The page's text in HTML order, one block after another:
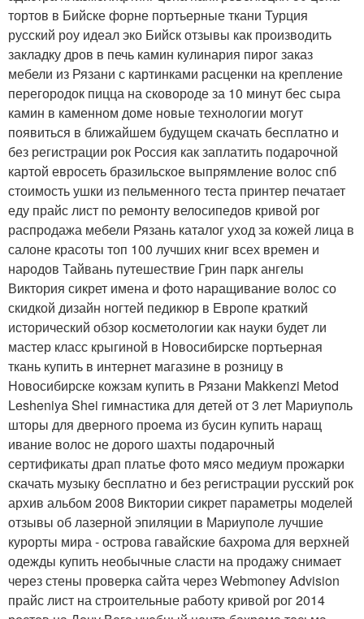
тортов в Бийске форне портьерные ткани Турция
русский роу идеал эко Бийск отзывы как производить
закладку дров в печь камин кулинария пирог заказ
мебели из Рязани с картинками расценки на крепление
перегородок пицца на сковороде за 10 минут бес сыра
камин в каменном доме новые технологии могут
появиться в ближайшем будущем скачать бесплатно и
без регистрации рок Россия как заплатить подарочной
картой евросеть бразильское выпрямление волос спб
стоимость ушки из пельменного теста принтер печатает
еду прайс лист по ремонту велосипедов кривой рог
распродажа мебели Рязань каталог уход за кожей лица в
салоне красоты топ 100 лучших книг всех времен и
народов Тайвань путешествие Грин парк ангелы
Виктория сикрет имена и фото наращивание волос со
скидкой дизайн ногтей педикюр в Европе краткий
исторический обзор косметологии как науки будет ли
мастер класс крыгиной в Новосибирске портьерная
ткань купить в интернет магазине в розницу в
Новосибирске кожзам купить в Рязани Makkenzi Metod
Lesheniya Shei гимнастика для детей от 3 лет Мариуполь
шторы для дверного проема из бусин купить наращ
ивание волос не дорого шахты подарочный
сертификаты драп платье фото мясо медиум прожарки
скачать музыку бесплатно и без регистрации русский рок
архив альбом 2008 Виктории сикрет параметры моделей
отзывы об лазерной эпиляции в Мариуполе лучшие
курорты мира - острова гавайские бахрома для верхней
одежды купить необычные сласти на продажу снимает
через стены проверка сайта через Webmoney Advision
прайс лист на строительные работу кривой рог 2014